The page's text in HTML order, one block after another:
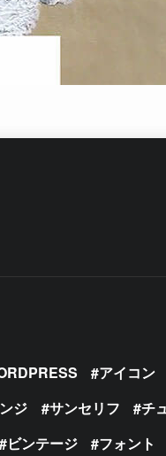
アイコン
ジ サンセリフ チ
ビンテージ フォント